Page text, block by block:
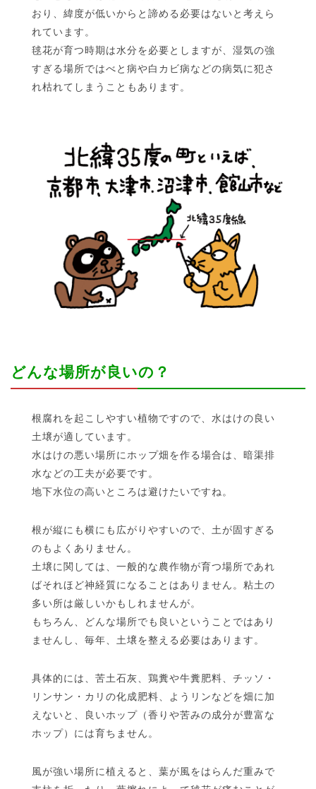
おり、緯度が低いからと諦める必要はないと考えら
れています。
毬花が育つ時期は水分を必要としますが、湿気の強
すぎる場所ではべと病や白カビ病などの病気に犯さ
れ枯れてしまうこともあります。
どんな場所が良いの？
根腐れを起こしやすい植物ですので、水はけの良い
土壌が適しています。
水はけの悪い場所にホップ畑を作る場合は、暗渠排
水などの工夫が必要です。
地下水位の高いところは避けたいですね。
根が縦にも横にも広がりやすいので、土が固すぎる
のもよくありません。
土壌に関しては、一般的な農作物が育つ場所であれ
ばそれほど神経質になることはありません。粘土の
多い所は厳しいかもしれませんが。
もちろん、どんな場所でも良いということではあり
ませんし、毎年、土壌を整える必要はあります。
具体的には、苦土石灰、鶏糞や牛糞肥料、チッソ・
リンサン・カリの化成肥料、ようリンなどを畑に加
えないと、良いホップ（香りや苦みの成分が豊富な
ホップ）には育ちません。
風が強い場所に植えると、葉が風をはらんだ重みで